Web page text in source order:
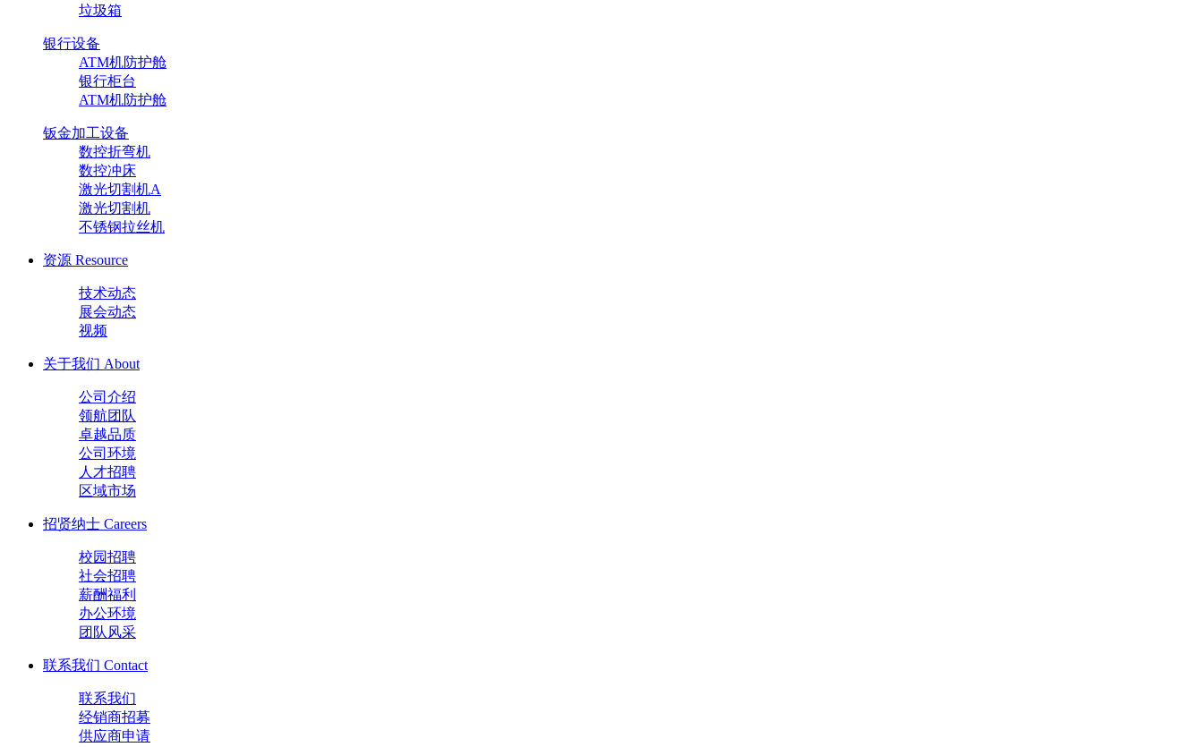
垃圾箱
银行设备
ATM机防护舱
银行柜台
ATM机防护舱
钣金加工设备
数控折弯机
数控冲床
激光切割机A
激光切割机
不锈钢拉丝机
资源 Resource
技术动态
展会动态
视频
关于我们 About
公司介绍
领航团队
卓越品质
公司环境
人才招聘
区域市场
招贤纳士 Careers
校园招聘
社会招聘
薪酬福利
办公环境
团队风采
联系我们 Contact
联系我们
经销商招募
供应商申请